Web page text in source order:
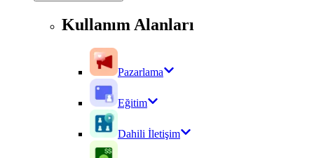
Kullanım Alanları
Pazarlama
Eğitim
Dahili İletişim